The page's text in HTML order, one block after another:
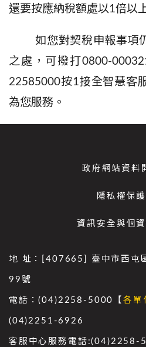
還要按應納稅額處以1倍以
如您對契稅申報事項仍
之處，可撥打 0800-
22585000按1接全智慧客
為您服務。
政府網站資料
隱私權保
資訊安全與個
地 址：[407665] 臺中市西屯
99號
電話：(04)2258-5000【各單
(04)2251-6926
客服中心服務電話:(04)2258-